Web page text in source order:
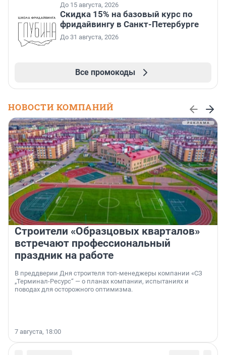
До 15 августа, 2026
Скидка 15% на базовый курс по
фридайвингу в Санкт-Петербурге
До 31 августа, 2026
Все промокоды
НОВОСТИ КОМПАНИЙ
Строители «Образцовых кварталов»
встречают профессиональный
праздник на работе
В преддверии Дня строителя топ-менеджеры компании «СЗ
„Терминал-Ресурс“ — о планах компании, испытаниях и
поводах для осторожного оптимизма.
7 августа, 18:00